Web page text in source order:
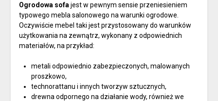
Ogrodowa sofa jest w pewnym sensie przeniesieniem
typowego mebla salonowego na warunki ogrodowe.
Oczywiście mebel taki jest przystosowany do warunków
użytkowania na zewnątrz, wykonany z odpowiednich
materiałów, na przykład:
metali odpowiednio zabezpieczonych, malowanych
proszkowo,
technorattanu i innych tworzyw sztucznych,
drewna odpornego na działanie wody, również we